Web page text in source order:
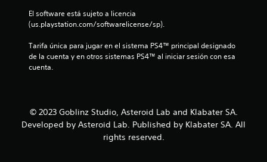
a
f
El software está sujeto a licencia
(us.playstation.com/softwarelicense/sp).
Tarifa única para jugar en el sistema PS4™ principal designado
de la cuenta y en otros sistemas PS4™ al iniciar sesión con esa
cuenta.
© 2023 Goblinz Studio, Asteroid Lab and Klabater SA.
Developed by Asteroid Lab. Published by Klabater SA. All
rights reserved.